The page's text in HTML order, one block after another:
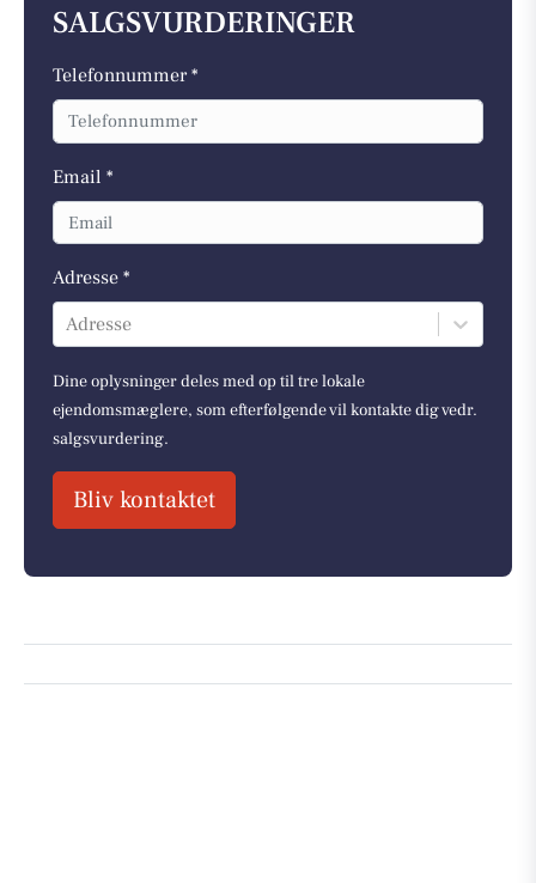
SALGSVURDERINGER
Telefonnummer *
Email *
Adresse *
Adresse
Dine oplysninger deles med op til tre lokale
ejendomsmæglere, som efterfølgende vil kontakte dig vedr.
salgsvurdering.
Bliv kontaktet